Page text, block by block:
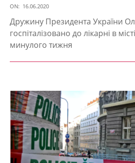
2020-
06-
16
ON: 16.06.2020
Дружину Президента України
госпіталізовано до лікарні в
минулого тижня